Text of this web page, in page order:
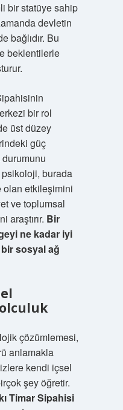
bir statüye sahip
devletin
bağlıdır. Bu
beklentilerle
bir rol
üst düzey
güç
burada
etkileşimini
ve toplumsal
araştırır. Bir
ne kadar iyi
sosyal ağ
çözümlemesi,
anlamakla
kendi içsel
şey öğretir.
Timar Sipahisi